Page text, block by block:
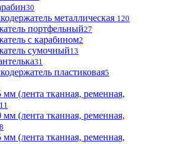
30
металлическая 120
портфельный27
с карабином2
сумочный13
31
пластиковая5
мм (лента тканная, ременная,
11
мм (лента тканная, ременная,
8
мм (лента тканная, ременная,